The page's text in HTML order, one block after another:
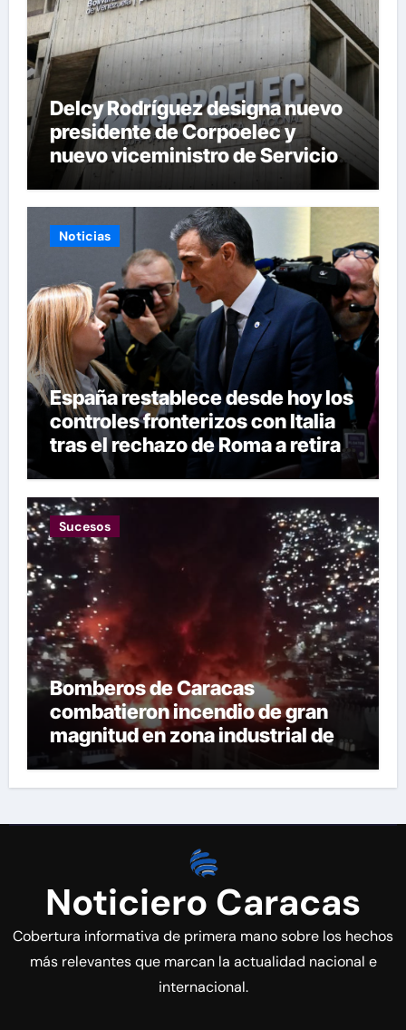
Delcy Rodríguez designa nuevo
presidente de Corpoelec y
nuevo viceministro de Servicios
Eléctricos
Noticias
España restablece desde hoy los
controles fronterizos con Italia
tras el rechazo de Roma a retirar
las restricciones
Sucesos
Bomberos de Caracas
combatieron incendio de gran
magnitud en zona industrial de El
Llanito
Noticiero Caracas
Cobertura informativa de primera mano sobre los hechos
más relevantes que marcan la actualidad nacional e
internacional.